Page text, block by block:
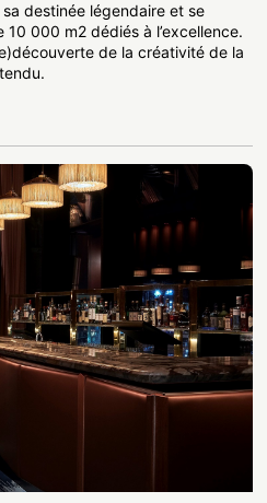
destinée légendaire et se
000 m2 dédiés à l’excellence.
de la créativité de la